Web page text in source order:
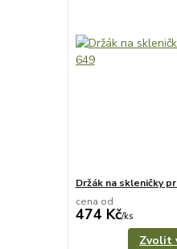
Držák na skleničky
cena od
474 Kč/ks
Zvolit